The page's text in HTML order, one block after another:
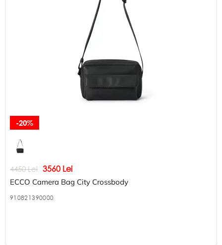
-20%
4450 Lei 3560 Lei
ECCO Camera Bag City Crossbody
910821390000